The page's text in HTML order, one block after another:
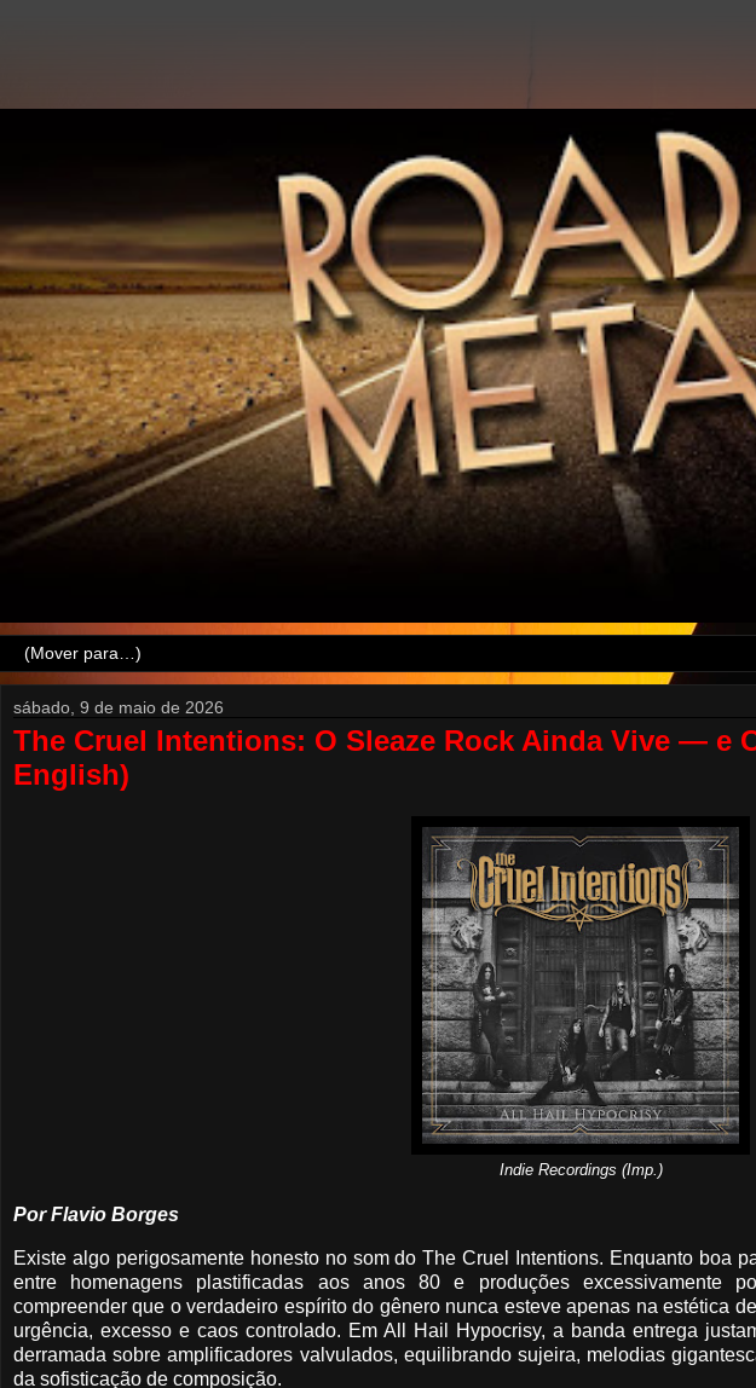
sábado, 9 de maio de 2026
The Cruel Intentions: O Sleaze Rock Ainda Vive — e
English)
Indie Recordings (Imp.)
Por Flavio Borges
Existe algo perigosamente honesto no som do The Cruel Intentions. Enquanto boa
entre homenagens plastificadas aos anos 80 e produções excessivamente
compreender que o verdadeiro espírito do gênero nunca esteve apenas na estética
urgência, excesso e caos controlado. Em All Hail Hypocrisy, a banda entrega
derramada sobre amplificadores valvulados, equilibrando sujeira, melodias
da sofisticação de composição.